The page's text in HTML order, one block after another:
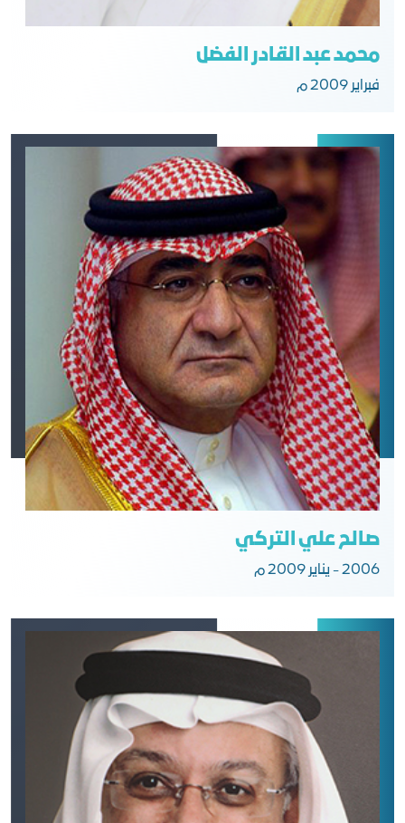
محمد عبد القادر الفضل
فبراير 2009 م
صالح علي التركي
2006 - يناير 2009 م